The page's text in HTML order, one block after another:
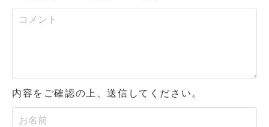
内容をご確認の上、送信してください。